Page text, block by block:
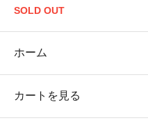
SOLD OUT
ホーム
カートを見る